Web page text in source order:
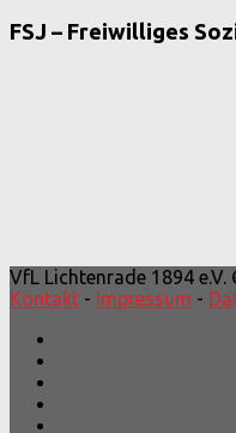
FSJ – Freiwilliges
VfL Lichtenrade 1894 e.V.
Kontakt - Impressum -